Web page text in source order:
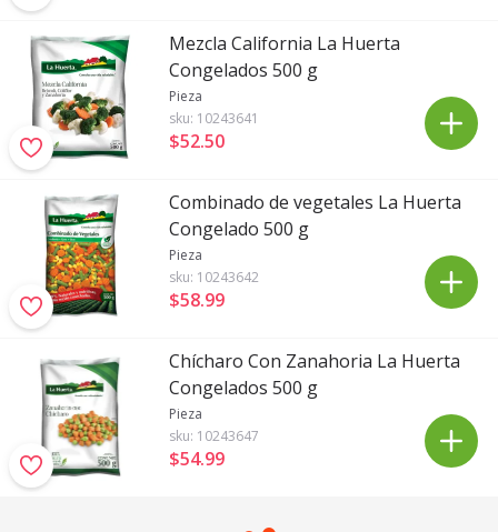
Mezcla California La Huerta
Congelados 500 g
Pieza
sku: 10243641
$52.50
Combinado de vegetales La Huerta
Congelado 500 g
Pieza
sku: 10243642
$58.99
Chícharo Con Zanahoria La Huerta
Congelados 500 g
Pieza
sku: 10243647
$54.99